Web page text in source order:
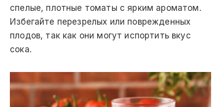
спелые, плотные томаты с ярким ароматом.
Избегайте перезрелых или поврежденных
плодов, так как они могут испортить вкус
сока.